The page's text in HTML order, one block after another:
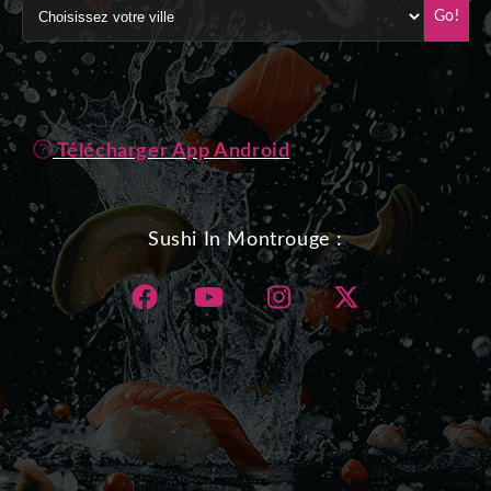
Go!
Télécharger App Android
Sushi In Montrouge :